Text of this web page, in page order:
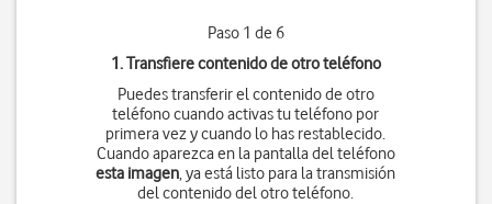
Paso 1 de 6
1. Transfiere contenido de otro teléfono
Puedes transferir el contenido de otro
teléfono cuando activas tu teléfono por
primera vez y cuando lo has restablecido.
Cuando aparezca en la pantalla del teléfono
esta imagen, ya está listo para la transmisión
del contenido del otro teléfono.